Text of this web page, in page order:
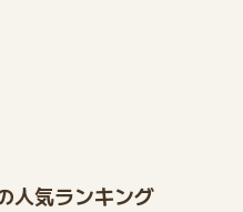
、
獲得対象外となる場合がご
人気ランキング